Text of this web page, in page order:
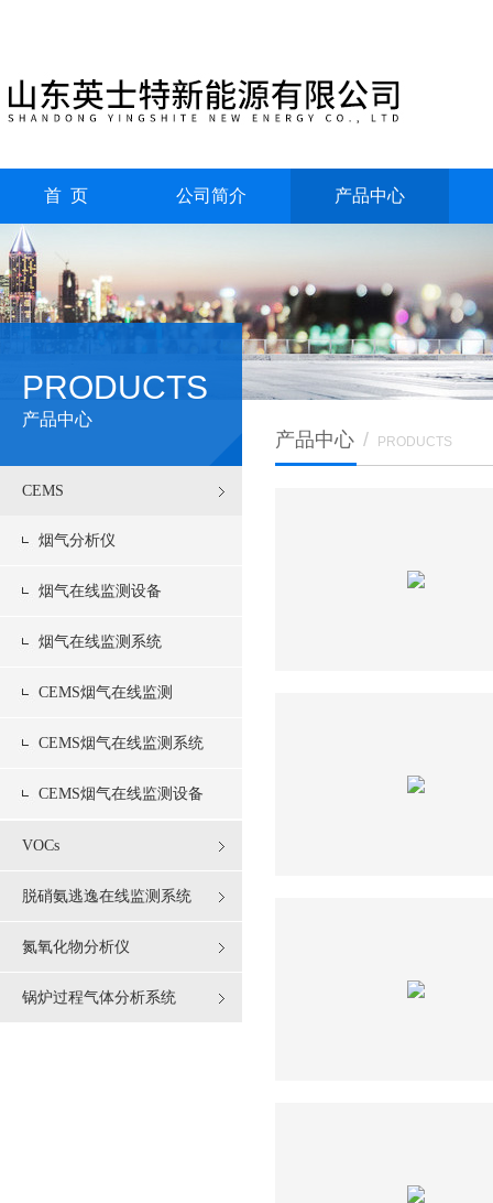
首 页 公司简介 产品中心
PRODUCTS
产品中心
CEMS
烟气分析仪
烟气在线监测设备
烟气在线监测系统
CEMS烟气在线监测
CEMS烟气在线监测系统
CEMS烟气在线监测设备
VOCs
脱硝氨逃逸在线监测系统
氮氧化物分析仪
锅炉过程气体分析系统
产品中心 / PRODUCTS